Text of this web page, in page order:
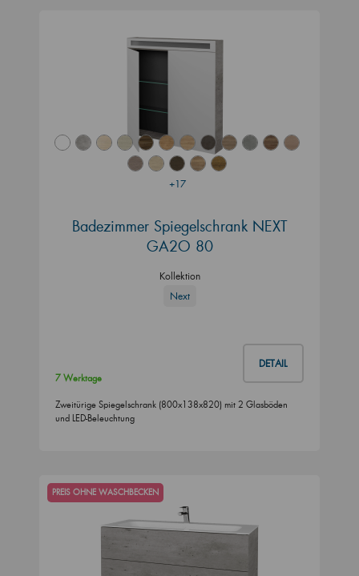
+17
Badezimmer Spiegelschrank NEXT
GA2O 80
Kollektion
Next
DETAIL
7 Werktage
Zweitürige Spiegelschrank (800x138x820) mit 2 Glasböden
und LED-Beleuchtung
PREIS OHNE WASCHBECKEN